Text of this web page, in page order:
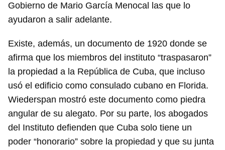
Gobierno de Mario García Menocal las que lo
ayudaron a salir adelante.
Existe, además, un documento de 1920 donde se
afirma que los miembros del instituto “traspasaron”
la propiedad a la República de Cuba, que incluso
usó el edificio como consulado cubano en Florida.
Wiederspan mostró este documento como piedra
angular de su alegato. Por su parte, los abogados
del Instituto defienden que Cuba solo tiene un
poder “honorario” sobre la propiedad y que su junta